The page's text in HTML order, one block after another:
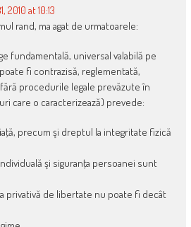
2010 at 10:13
rand, ma agat de urmatoarele:
fundamentală, universal valabilă pe
fi contrazisă, reglementată,
procedurile legale prevăzute în
care o caracterizează) prevede:
precum şi dreptul la integritate fizică
şi siguranţa persoanei sunt
privativă de libertate nu poate fi decât